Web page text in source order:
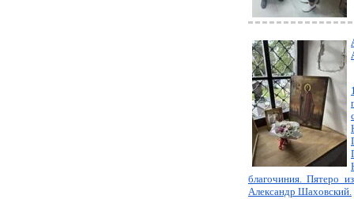
благочиния. Пятеро
Александр Шаховский.